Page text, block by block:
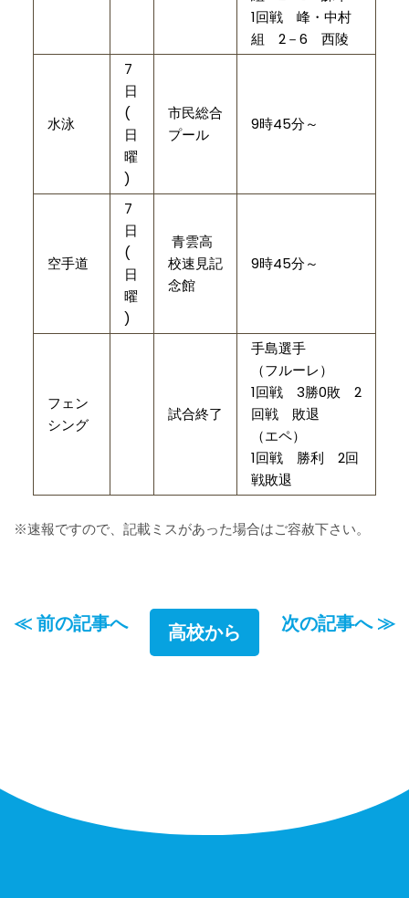
1回戦 峰・中村
組 2－6 西陵
水泳
7
日
(
日
曜
)
市民総合
プール
9時45分～
空手道
7
日
(
日
曜
)
青雲高
校速見記
念館
9時45分～
フェン
シング
試合終了
手島選手
（フルーレ）
1回戦 3勝0敗 2
回戦 敗退
（エペ）
1回戦 勝利 2回
戦敗退
※速報ですので、記載ミスがあった場合はご容赦下さい。
≪ 前の記事へ 高校から 次の記事へ ≫